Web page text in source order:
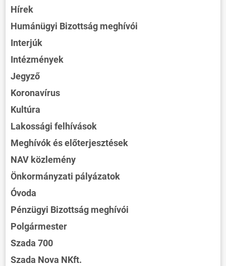
Hírek
Humánügyi Bizottság meghívói
Interjúk
Intézmények
Jegyző
Koronavírus
Kultúra
Lakossági felhívások
Meghívók és előterjesztések
NAV közlemény
Önkormányzati pályázatok
Óvoda
Pénzügyi Bizottság meghívói
Polgármester
Szada 700
Szada Nova NKft.